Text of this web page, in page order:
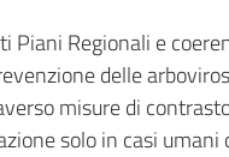
Piani Regionali e
delle
misure di
solo in casi